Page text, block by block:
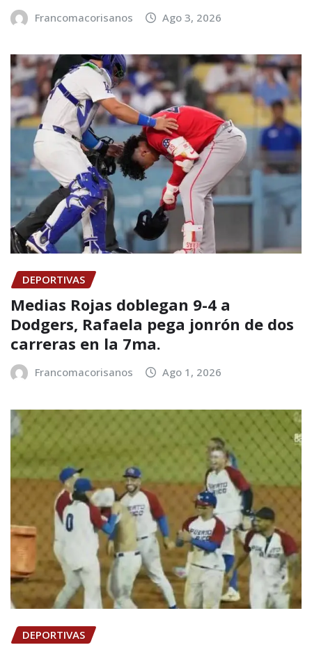
Francomacorisanos Ago 3, 2026
DEPORTIVAS
Medias Rojas doblegan 9-4 a
Dodgers, Rafaela pega jonrón de dos
carreras en la 7ma.
Francomacorisanos Ago 1, 2026
DEPORTIVAS